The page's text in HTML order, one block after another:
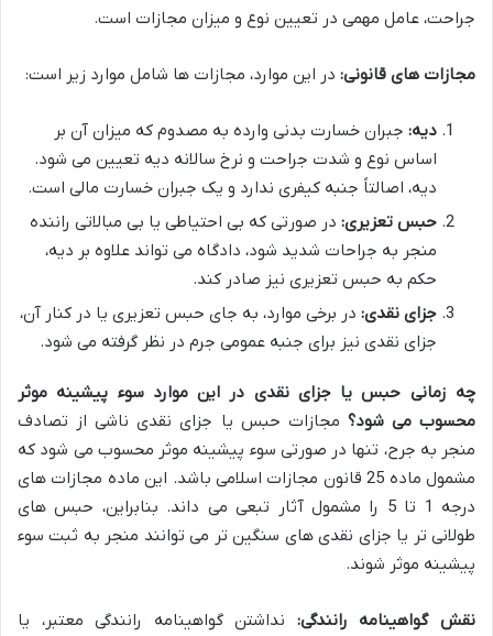
جراحت، عامل مهمی در تعیین نوع و میزان مجازات است.
مجازات های قانونی: در این موارد، مجازات ها شامل موارد زیر است:
دیه: جبران خسارت بدنی وارده به مصدوم که میزان آن بر
اساس نوع و شدت جراحت و نرخ سالانه دیه تعیین می شود.
دیه، اصالتاً جنبه کیفری ندارد و یک جبران خسارت مالی است.
حبس تعزیری: در صورتی که بی احتیاطی یا بی مبالاتی راننده
منجر به جراحات شدید شود، دادگاه می تواند علاوه بر دیه،
حکم به حبس تعزیری نیز صادر کند.
جزای نقدی: در برخی موارد، به جای حبس تعزیری یا در کنار آن،
جزای نقدی نیز برای جنبه عمومی جرم در نظر گرفته می شود.
چه زمانی حبس یا جزای نقدی در این موارد سوء پیشینه موثر
محسوب می شود؟ مجازات حبس یا جزای نقدی ناشی از تصادف
منجر به جرح، تنها در صورتی سوء پیشینه موثر محسوب می شود که
مشمول ماده 25 قانون مجازات اسلامی باشد. این ماده مجازات های
درجه 1 تا 5 را مشمول آثار تبعی می داند. بنابراین، حبس های
طولانی تر یا جزای نقدی های سنگین تر می توانند منجر به ثبت سوء
پیشینه موثر شوند.
نقش گواهینامه رانندگی: نداشتن گواهینامه رانندگی معتبر، یا